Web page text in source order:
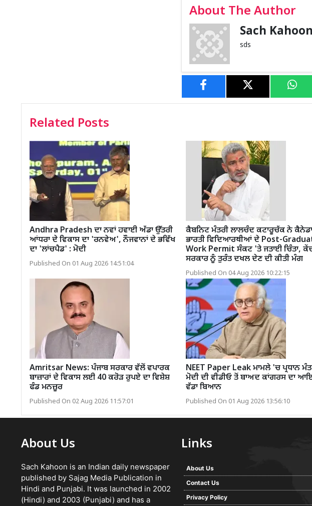
About The Author
Sach
sds
Related Posts
Andhra Pradesh ਦਾ ਨਵਾਂ ਹਵਾਈ ਅੱਡਾ ਉੱਤਰੀ
ਆਂਧਰਾ ਦੇ ਵਿਕਾਸ ਦਾ 'ਰਨਵੇਅ', ਨੌਜਵਾਨਾਂ ਦੇ ਭਵਿੱਖ
ਦਾ 'ਲਾਂਚਪੈਡ' : ਮੋਦੀ
Published On 01 Aug 2026 14:51:04
ਕੈਬਨਿਟ ਮੰਤਰੀ ਲਾਲਚੰਦ ਕਟਾਰੂਚੱਕ ਨੇ
ਭਾਰਤੀ ਵਿਦਿਆਰਥੀਆਂ ਦੇ Post-
Work Permit ਸੰਕਟ 'ਤੇ ਜਤਾਈ ਚਿੰਤਾ,
ਸਰਕਾਰ ਨੂੰ ਤੁਰੰਤ ਦਖਲ ਦੇਣ ਦੀ ਕੀਤੀ ਮੰਗ
Published On 04 Aug 2026 10:22:15
Amritsar News: ਪੰਜਾਬ ਸਰਕਾਰ ਵੱਲੋਂ ਵਪਾਰਕ
ਬਾਜ਼ਾਰਾਂ ਦੇ ਵਿਕਾਸ ਲਈ 40 ਕਰੋੜ ਰੁਪਏ ਦਾ ਵਿਸ਼ੇਸ਼
ਫੰਡ ਮਨਜ਼ੂਰ
Published On 02 Aug 2026 11:57:01
NEET Paper Leak ਮਾਮਲੇ 'ਚ ਪ੍ਰਧਾਨ
ਮੋਦੀ ਦੀ ਵੀਡੀਓ ਤੋਂ ਬਾਅਦ ਕਾਂਗਰਸ ਦਾ
ਵੱਡਾ ਬਿਆਨ
Published On 01 Aug 2026 13:56:10
About Us
Sach Kahoon is an Indian daily newspaper
published by Sajag Media Publication in
Hindi and Punjabi. It was launched in 2002
(Hindi) and 2003 (Punjabi) and has a
Links
About Us
Contact Us
Privacy Policy